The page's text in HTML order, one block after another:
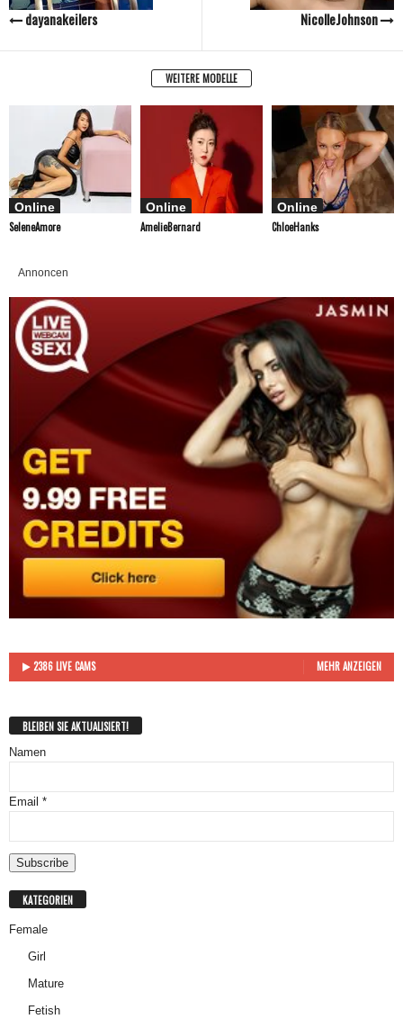
dayanakeilers NicolleJohnson
WEITERE MODELLE
Online
SeleneAmore
Online
AmelieBernard
Online
ChloeHanks
Annoncen
2386 LIVE CAMS MEHR ANZEIGEN
BLEIBEN SIE AKTUALISIERT!
Namen
Email *
KATEGORIEN
Female
Girl
Mature
Fetish